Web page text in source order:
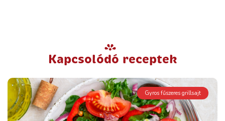
Kapcsolódó receptek
Gyros fűszeres grillsajt